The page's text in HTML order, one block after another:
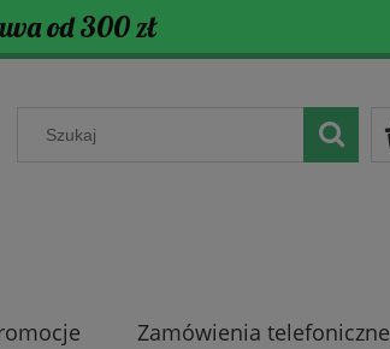
od 300 zł
Zamówienia telefoniczne